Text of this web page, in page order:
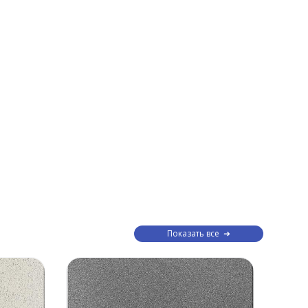
Показать все